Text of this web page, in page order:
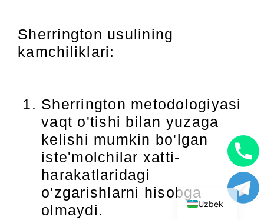
Sherrington usulining
kamchiliklari:
Sherrington metodologiyasi
vaqt o'tishi bilan yuzaga
kelishi mumkin bo'lgan
iste'molchilar xatti-
harakatlaridagi
o'zgarishlarni hisobga
olmaydi.
Uzbek
Russian